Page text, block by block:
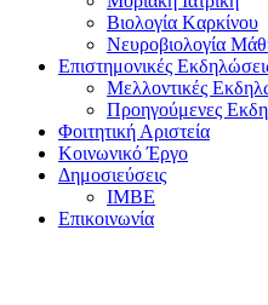
Βιολογία Kαρκίνου
Νευροβιολογία
Επιστημονικές
Μελλοντικές
Προηγούμενες
Φοιτητική Αριστεία
Κοινωνικό Έργο
Δημοσιεύσεις
ΙΜΒΕ
Επικοινωνία